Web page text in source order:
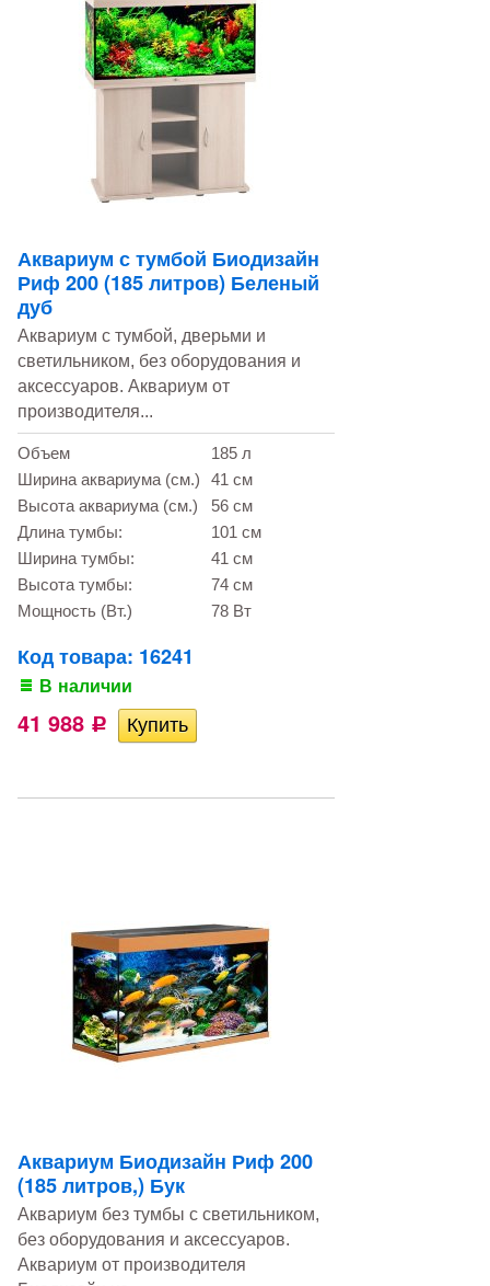
Аквариум с тумбой Биодизайн
Риф 200 (185 литров) Беленый
дуб
Аквариум с тумбой, дверьми и
светильником, без оборудования и
аксессуаров. Аквариум от
производителя...
Объем
185 л
Ширина аквариума (см.)
41 см
Высота аквариума (см.)
56 см
Длина тумбы:
101 см
Ширина тумбы:
41 см
Высота тумбы:
74 см
Мощность (Вт.)
78 Вт
Код товара: 16241
В наличии
41 988 Р
Аквариум Биодизайн Риф 200
(185 литров,) Бук
Аквариум без тумбы с светильником,
без оборудования и аксессуаров.
Аквариум от производителя